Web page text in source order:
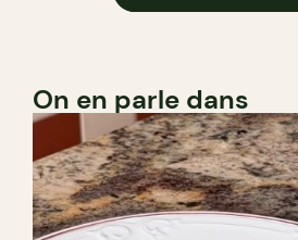
On en parle dans